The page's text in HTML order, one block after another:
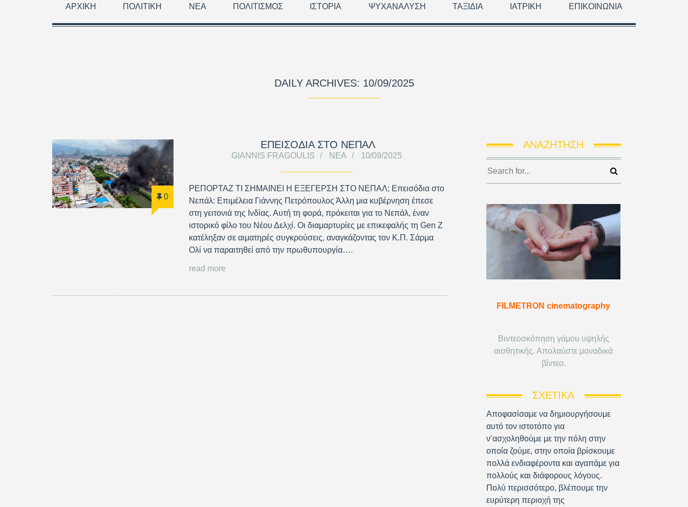
ΑΡΧΙΚΉ ΠΟΛΙΤΙΚΉ ΝΈΑ ΠΟΛΙΤΙΣΜΌΣ ΙΣΤΟΡΊΑ ΨΥΧΑΝΆΛΥΣΗ ΤΑΞΊΔΙΑ ΙΑΤΡΙΚΉ ΕΠΙΚΟΙΝΩΝΊΑ
DAILY ARCHIVES: 10/09/2025
0
ΕΠΕΙΣΌΔΙΑ ΣΤΟ ΝΕΠΆΛ
GIANNIS FRAGOULIS ΝΈΑ 10/09/2025
ΡΕΠΟΡΤΑΖ ΤΙ ΣΗΜΑΙΝΕΙ Η ΕΞΕΓΕΡΣΗ ΣΤΟ ΝΕΠΑΛ; Επεισόδια στο
Νεπάλ: Επιμέλεια Γιάννης Πετρόπουλος Άλλη μια κυβέρνηση έπεσε
στη γειτονιά της Ινδίας. Αυτή τη φορά, πρόκειται για το Νεπάλ, έναν
ιστορικό φίλο του Νέου Δελχί. Οι διαμαρτυρίες με επικεφαλής τη Gen Z
κατέληξαν σε αιματηρές συγκρούσεις, αναγκάζοντας τον Κ.Π. Σάρμα
Ολί να παραιτηθεί από την πρωθυπουργία….
read more
ΑΝΑΖΉΤΗΣΗ
FILMETRON cinematography
Βιντεοσκόπηση γάμου υψηλής
αισθητικής. Απολαύστε μοναδικά
βίντεο.
ΣΧΕΤΙΚΆ
Αποφασίσαμε να δημιουργήσουμε
αυτό τον ιστοτόπο για
ν’ασχοληθούμε με την πόλη στην
οποία ζούμε, στην οποία βρίσκουμε
πολλά ενδιαφέροντα και αγαπάμε για
πολλούς και διάφορους λόγους.
Πολύ περισσότερο, βλέπουμε την
ευρύτερη περιοχή της